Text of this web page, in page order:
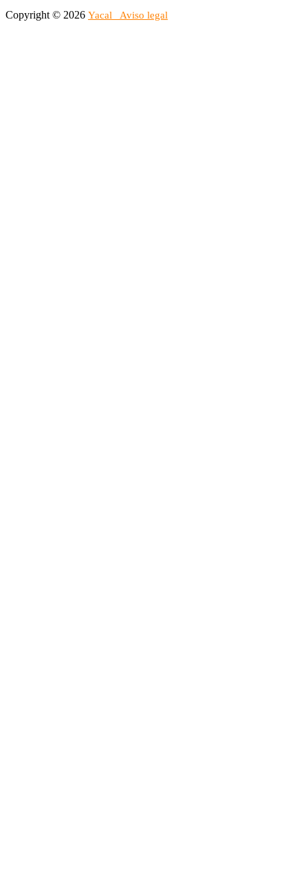
Copyright © 2026 Yacal Aviso legal